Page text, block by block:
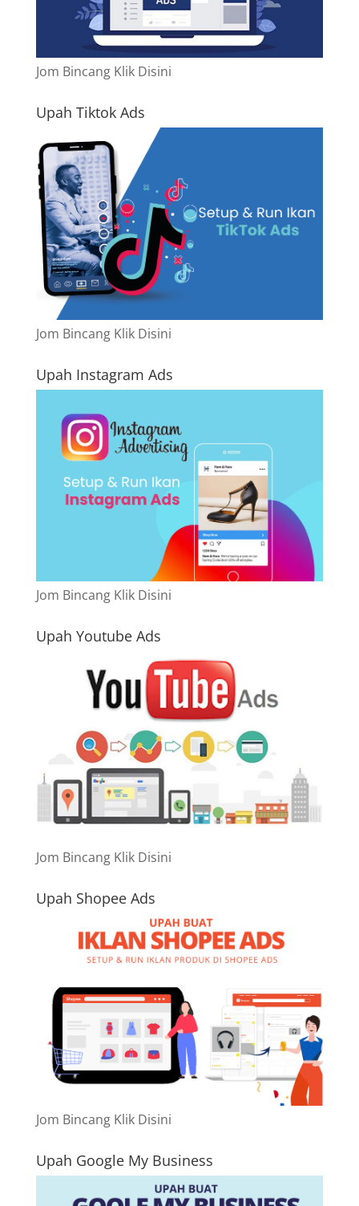
Jom Bincang Klik Disini
Upah Tiktok Ads
Jom Bincang Klik Disini
Upah Instagram Ads
Jom Bincang Klik Disini
Upah Youtube Ads
Jom Bincang Klik Disini
Upah Shopee Ads
Jom Bincang Klik Disini
Upah Google My Business